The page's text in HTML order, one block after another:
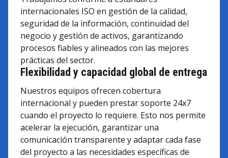
internacionales ISO en gestión de la calidad,
seguridad de la información, continuidad del
negocio y gestión de activos, garantizando
procesos fiables y alineados con las mejores
prácticas del sector.
Flexibilidad y capacidad global de entrega
Nuestros equipos ofrecen cobertura
internacional y pueden prestar soporte 24x7
cuando el proyecto lo requiere. Esto nos permite
acelerar la ejecución, garantizar una
comunicación transparente y adaptar cada fase
del proyecto a las necesidades específicas de